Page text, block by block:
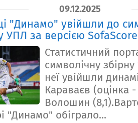
09.12.2025
"Динамо" увійшли до
УПЛ за версією SofaScore
Статистичний
символічну
неї увійшли
Караваєв (оцінка
Волошин
"Динамо" обіграло...